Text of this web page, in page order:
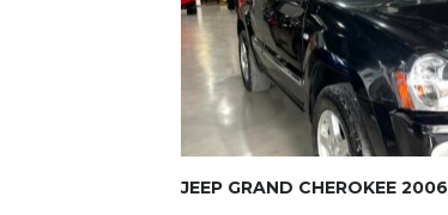
JEEP GRAND CHEROKEE 2006